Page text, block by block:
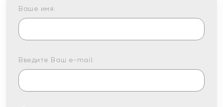
Ваше имя:
Введите Ваш e-mail: